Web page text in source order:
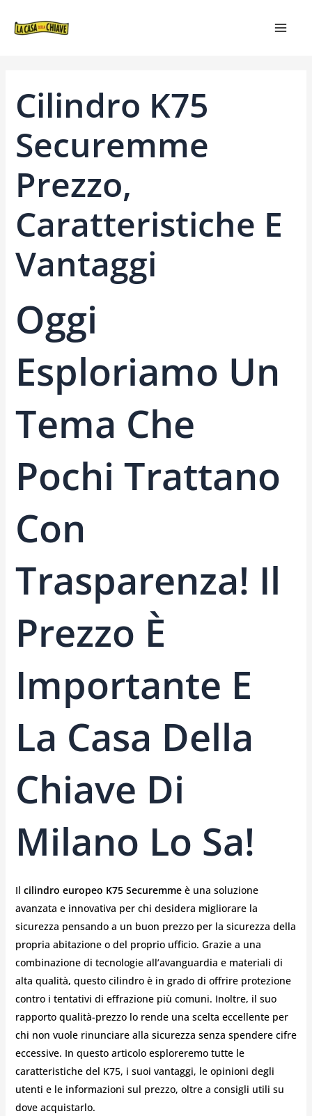
Cilindro K75
Securemme
Prezzo,
Caratteristiche E
Vantaggi
Oggi
Esploriamo Un
Tema Che
Pochi Trattano
Con
Trasparenza! Il
Prezzo È
Importante E
La Casa Della
Chiave Di
Milano Lo Sa!
Il cilindro europeo K75 Securemmeè una soluzione
avanzata e innovativa per chi desidera migliorare la
sicurezza pensando a un buon prezzo per la sicurezza della
propria abitazione o del proprio ufficio. Grazie a una
combinazione di tecnologie all’avanguardia e materiali di
alta qualità, questo cilindro è in grado di offrire protezione
contro i tentativi di effrazione più comuni. Inoltre, il suo
rapporto qualità-prezzo lo rende una scelta eccellente per
chi non vuole rinunciare alla sicurezza senza spendere cifre
eccessive. In questo articolo esploreremo tutte le
caratteristiche del K75, i suoi vantaggi, le opinioni degli
utenti e le informazioni sul prezzo, oltre a consigli utili su
dove acquistarlo.
ARTICOLI